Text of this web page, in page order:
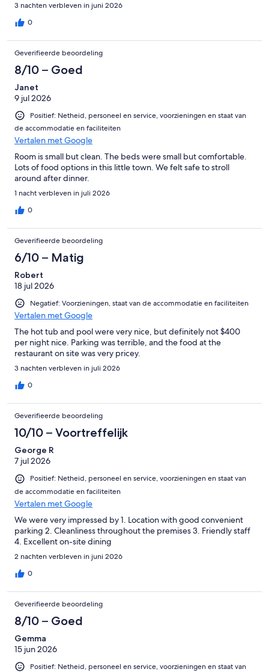
3 nachten verbleven in juni 2026
0
Geverifieerde beoordeling
8/10 – Goed
Janet
9 jul 2026
Positief: Netheid, personeel en service, voorzieningen en staat van
de accommodatie en faciliteiten
Vertalen met Google
Room is small but clean. The beds were small but comfortable.
Lots of food options in this little town. We felt safe to stroll
around after dinner.
1 nacht verbleven in juli 2026
0
Geverifieerde beoordeling
6/10 – Matig
Robert
18 jul 2026
Negatief: Voorzieningen, staat van de accommodatie en faciliteiten
Vertalen met Google
The hot tub and pool were very nice, but definitely not $400
per night nice. Parking was terrible, and the food at the
restaurant on site was very pricey.
3 nachten verbleven in juli 2026
0
Geverifieerde beoordeling
10/10 – Voortreffelijk
George R
7 jul 2026
Positief: Netheid, personeel en service, voorzieningen en staat van
de accommodatie en faciliteiten
Vertalen met Google
We were very impressed by 1. Location with good convenient
parking 2. Cleanliness throughout the premises 3. Friendly staff
4. Excellent on-site dining
2 nachten verbleven in juni 2026
0
Geverifieerde beoordeling
8/10 – Goed
Gemma
15 jun 2026
Positief: Netheid, personeel en service, voorzieningen en staat van